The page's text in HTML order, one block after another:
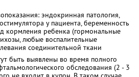
эндокринная патология,
у пациента, беременность
кормления ребенка (гормональные
любые воспалительные
соединительной ткани
быть выявлены во время полного
обследования (2 - 3